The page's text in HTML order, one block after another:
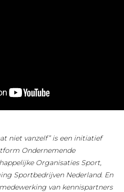
niet vanzelf” is een initiatief
Ondernemende
Organisaties Sport,
Sportbedrijven Nederland. En
van kennispartners